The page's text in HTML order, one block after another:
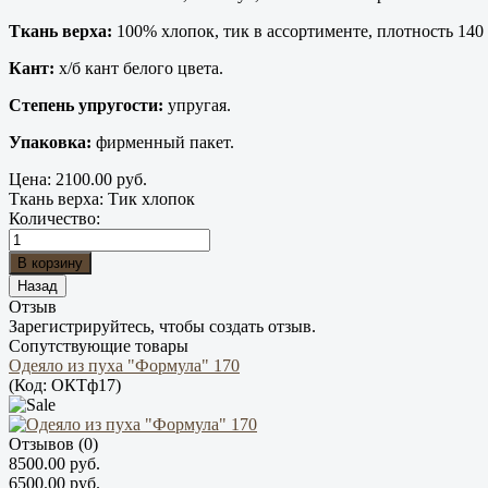
Ткань верха: 100% хлопок, тик в ассортименте, плотность
Кант: х/б кант белого цвета.
Степень упругости: упругая.
Упаковка: фирменный пакет.
Цена: 2100.00 руб.
Ткань верха: Тик хлопок
Количество:
Отзыв
Зарегистрируйтесь, чтобы создать отзыв.
Сопутствующие товары
Одеяло из пуха "Формула" 170
(Код: ОКТф17)
Отзывов (0)
8500.00 руб.
6500.00 руб.